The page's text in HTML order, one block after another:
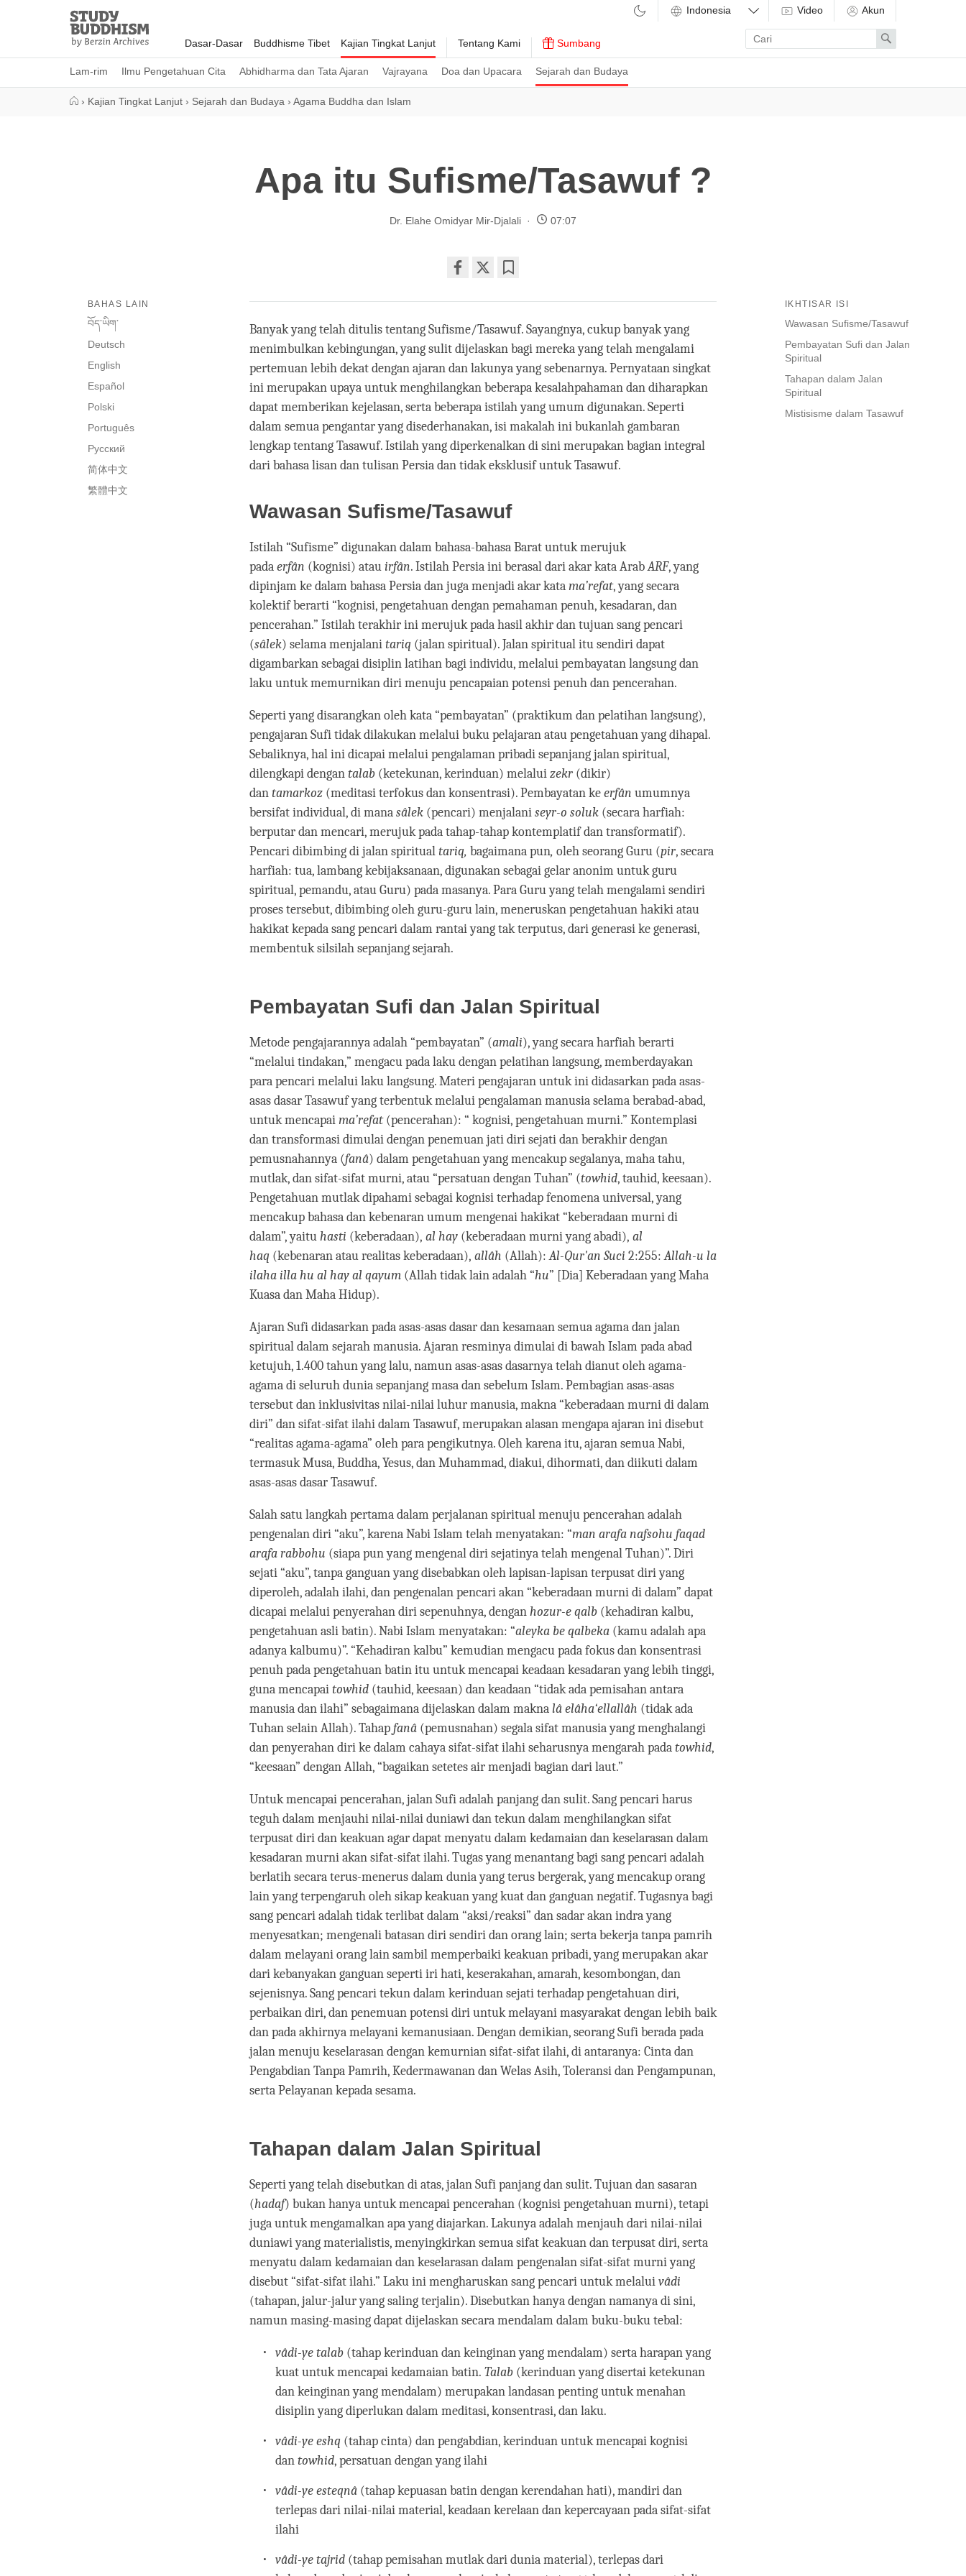
Study
Buddhism
Home
Dasar-Dasar Buddhisme Tibet Kajian Tingkat Lanjut
Lam-rim Ilmu Pengetahuan Cita Abhidharma dan Tata Ajaran Vajrayana Doa dan Upacara Sejarah dan Budaya
Tentang Kami Sumbang
Video Akun
Enter
search
term
Search
› Kajian Tingkat Lanjut › Sejarah dan Budaya › Agama Buddha dan Islam
Apa itu Sufisme/Tasawuf ?
Dr. Elahe Omidyar Mir-Djalali 07:07
on
facebook
IKHTISAR ISI
Wawasan Sufisme/Tasawuf
Pembayatan Sufi dan Jalan
Spiritual
Tahapan dalam Jalan
Spiritual
Mistisisme dalam Tasawuf
BAHAS LAIN
བོད་ཡིག་
Deutsch
English
Español
Polski
Português
Русский
简体中文
繁體中文
Banyak yang telah ditulis tentang Sufisme/Tasawuf. Sayangnya, cukup banyak yang
menimbulkan kebingungan, yang sulit dijelaskan bagi mereka yang telah mengalami
pertemuan lebih dekat dengan ajaran dan lakunya yang sebenarnya. Pernyataan singkat
ini merupakan upaya untuk menghilangkan beberapa kesalahpahaman dan diharapkan
dapat memberikan kejelasan, serta beberapa istilah yang umum digunakan. Seperti
dalam semua pengantar yang disederhanakan, isi makalah ini bukanlah gambaran
lengkap tentang Tasawuf. Istilah yang diperkenalkan di sini merupakan bagian integral
dari bahasa lisan dan tulisan Persia dan tidak eksklusif untuk Tasawuf.
Wawasan Sufisme/Tasawuf
Istilah “Sufisme” digunakan dalam bahasa-bahasa Barat untuk merujuk
padaerfân (kognisi) atauirfân. Istilah Persia ini berasal dari akar kata ArabARF, yang
dipinjam ke dalam bahasa Persia dan juga menjadi akar katama’refat, yang secara
kolektif berarti “kognisi, pengetahuan dengan pemahaman penuh, kesadaran, dan
pencerahan.” Istilah terakhir ini merujuk pada hasil akhir dan tujuan sang pencari
(sâlek) selama menjalanitariq (jalan spiritual). Jalan spiritual itu sendiri dapat
digambarkan sebagai disiplin latihan bagi individu, melalui pembayatan langsung dan
laku untuk memurnikan diri menuju pencapaian potensi penuh dan pencerahan.
Seperti yang disarangkan oleh kata “pembayatan” (praktikum dan pelatihan langsung),
pengajaran Sufi tidak dilakukan melalui buku pelajaran atau pengetahuan yang dihapal.
Sebaliknya, hal ini dicapai melalui pengalaman pribadi sepanjang jalan spiritual,
dilengkapi dengantalab (ketekunan, kerinduan) melaluizekr (dikir)
dantamarkoz (meditasi terfokus dan konsentrasi). Pembayatan keerfân umumnya
bersifat individual, di manasâlek (pencari) menjalaniseyr-o soluk (secara harfiah:
berputar dan mencari, merujuk pada tahap-tahap kontemplatif dan transformatif).
Pencari dibimbing di jalan spiritualtariq, bagaimana pun, oleh seorang Guru (pir, secara
harfiah: tua, lambang kebijaksanaan, digunakan sebagai gelar anonim untuk guru
spiritual, pemandu, atau Guru) pada masanya. Para Guru yang telah mengalami sendiri
proses tersebut, dibimbing oleh guru-guru lain, meneruskan pengetahuan hakiki atau
hakikat kepada sang pencari dalam rantai yang tak terputus, dari generasi ke generasi,
membentuk silsilah sepanjang sejarah.
Pembayatan Sufi dan Jalan Spiritual
Metode pengajarannya adalah “pembayatan” (amali), yang secara harfiah berarti
“melalui tindakan,” mengacu pada laku dengan pelatihan langsung, memberdayakan
para pencari melalui laku langsung. Materi pengajaran untuk ini didasarkan pada asas-
asas dasar Tasawuf yang terbentuk melalui pengalaman manusia selama berabad-abad,
untuk mencapaima’refat(pencerahan): “ kognisi, pengetahuan murni.” Kontemplasi
dan transformasi dimulai dengan penemuan jati diri sejati dan berakhir dengan
pemusnahannya (fanâ) dalam pengetahuan yang mencakup segalanya, maha tahu,
mutlak, dan sifat-sifat murni, atau “persatuan dengan Tuhan” (towhid, tauhid, keesaan).
Pengetahuan mutlak dipahami sebagai kognisi terhadap fenomena universal, yang
mencakup bahasa dan kebenaran umum mengenai hakikat “keberadaan murni di
dalam”, yaituhasti (keberadaan), al hay (keberadaan murni yang abadi), al
haq (kebenaran atau realitas keberadaan), allâh (Allah):Al-Qur'an Suci 2:255:Allah-u la
ilaha illa hu al hay al qayum (Allah tidak lain adalah “hu” [Dia] Keberadaan yang Maha
Kuasa dan Maha Hidup).
Ajaran Sufi didasarkan pada asas-asas dasar dan kesamaan semua agama dan jalan
spiritual dalam sejarah manusia. Ajaran resminya dimulai di bawah Islam pada abad
ketujuh, 1.400 tahun yang lalu, namun asas-asas dasarnya telah dianut oleh agama-
agama di seluruh dunia sepanjang masa dan sebelum Islam. Pembagian asas-asas
tersebut dan inklusivitas nilai-nilai luhur manusia, makna “keberadaan murni di dalam
diri” dan sifat-sifat ilahi dalam Tasawuf, merupakan alasan mengapa ajaran ini disebut
“realitas agama-agama” oleh para pengikutnya. Oleh karena itu, ajaran semua Nabi,
termasuk Musa, Buddha, Yesus, dan Muhammad, diakui, dihormati, dan diikuti dalam
asas-asas dasar Tasawuf.
Salah satu langkah pertama dalam perjalanan spiritual menuju pencerahan adalah
pengenalan diri “aku”, karena Nabi Islam telah menyatakan: “man arafa nafsohu faqad
arafa rabbohu (siapa pun yang mengenal diri sejatinya telah mengenal Tuhan)”. Diri
sejati “aku”, tanpa ganguan yang disebabkan oleh lapisan-lapisan terpusat diri yang
diperoleh, adalah ilahi, dan pengenalan pencari akan “keberadaan murni di dalam” dapat
dicapai melalui penyerahan diri sepenuhnya, denganhozur-e qalb (kehadiran kalbu,
pengetahuan asli batin). Nabi Islam menyatakan: “aleyka be qalbeka (kamu adalah apa
adanya kalbumu)”. “Kehadiran kalbu” kemudian mengacu pada fokus dan konsentrasi
penuh pada pengetahuan batin itu untuk mencapai keadaan kesadaran yang lebih tinggi,
guna mencapaitowhid (tauhid, keesaan) dan keadaan “tidak ada pemisahan antara
manusia dan ilahi” sebagaimana dijelaskan dalam makna lâ elâha‘ellallâh (tidak ada
Tuhan selain Allah). Tahapfanâ (pemusnahan) segala sifat manusia yang menghalangi
dan penyerahan diri ke dalam cahaya sifat-sifat ilahi seharusnya mengarah padatowhid,
“keesaan” dengan Allah, “bagaikan setetes air menjadi bagian dari laut.”
Untuk mencapai pencerahan, jalan Sufi adalah panjang dan sulit. Sang pencari harus
teguh dalam menjauhi nilai-nilai duniawi dan tekun dalam menghilangkan sifat
terpusat diri dan keakuan agar dapat menyatu dalam kedamaian dan keselarasan dalam
kesadaran murni akan sifat-sifat ilahi. Tugas yang menantang bagi sang pencari adalah
berlatih secara terus-menerus dalam dunia yang terus bergerak, yang mencakup orang
lain yang terpengaruh oleh sikap keakuan yang kuat dan ganguan negatif. Tugasnya bagi
sang pencari adalah tidak terlibat dalam “aksi/reaksi” dan sadar akan indra yang
menyesatkan; mengenali batasan diri sendiri dan orang lain; serta bekerja tanpa pamrih
dalam melayani orang lain sambil memperbaiki keakuan pribadi, yang merupakan akar
dari kebanyakan ganguan seperti iri hati, keserakahan, amarah, kesombongan, dan
sejenisnya. Sang pencari tekun dalam kerinduan sejati terhadap pengetahuan diri,
perbaikan diri, dan penemuan potensi diri untuk melayani masyarakat dengan lebih baik
dan pada akhirnya melayani kemanusiaan. Dengan demikian, seorang Sufi berada pada
jalan menuju keselarasan dengan kemurnian sifat-sifat ilahi, di antaranya: Cinta dan
Pengabdian Tanpa Pamrih, Kedermawanan dan Welas Asih, Toleransi dan Pengampunan,
serta Pelayanan kepada sesama.
Tahapan dalam Jalan Spiritual
Seperti yang telah disebutkan di atas, jalan Sufi panjang dan sulit. Tujuan dan sasaran
(hadaf) bukan hanya untuk mencapai pencerahan (kognisi pengetahuan murni), tetapi
juga untuk mengamalkan apa yang diajarkan. Lakunya adalah menjauh dari nilai-nilai
duniawi yang materialistis, menyingkirkan semua sifat keakuan dan terpusat diri, serta
menyatu dalam kedamaian dan keselarasan dalam pengenalan sifat-sifat murni yang
disebut “sifat-sifat ilahi.” Laku ini mengharuskan sang pencari untuk melaluivâdi
(tahapan, jalur-jalur yang saling terjalin). Disebutkan hanya dengan namanya di sini,
namun masing-masing dapat dijelaskan secara mendalam dalam buku-buku tebal:
vâdi-ye talab (tahap kerinduan dan keinginan yang mendalam) serta harapan yang
kuat untuk mencapai kedamaian batin.Talab (kerinduan yang disertai ketekunan
dan keinginan yang mendalam) merupakan landasan penting untuk menahan
disiplin yang diperlukan dalam meditasi, konsentrasi, dan laku.
vâdi-ye eshq (tahap cinta) dan pengabdian, kerinduan untuk mencapai kognisi
dantowhid, persatuan dengan yang ilahi
vâdi-ye esteqnâ (tahap kepuasan batin dengan kerendahan hati), mandiri dan
terlepas dari nilai-nilai material, keadaan kerelaan dan kepercayaan pada sifat-sifat
ilahi
vâdi-ye tajrid (tahap pemisahan mutlak dari dunia material), terlepas dari